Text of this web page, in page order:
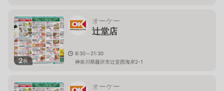
2枚
オーケー
辻堂店
8:30～21:30
神奈川県藤沢市辻堂西海岸2-1
オーケー